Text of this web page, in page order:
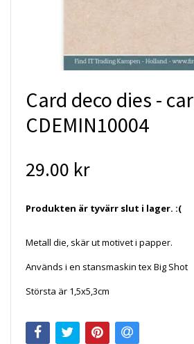
Card deco dies - car
CDEMIN10004
29.00 kr
Produkten är tyvärr slut i lager. :(
Metall die, skär ut motivet i papper.
Används i en stansmaskin tex Big Shot
Största är 1,5x5,3cm